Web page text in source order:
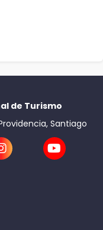
de Turismo
Santiago